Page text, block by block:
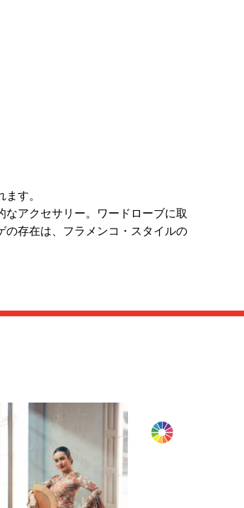
す。
アクセサリー。ワードローブに取
存在は、フラメンコ・スタイルの